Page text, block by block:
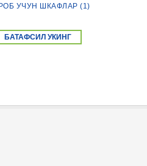
УЧУН ШКАФЛАР (1)
БАТАФСИЛ УКИНГ